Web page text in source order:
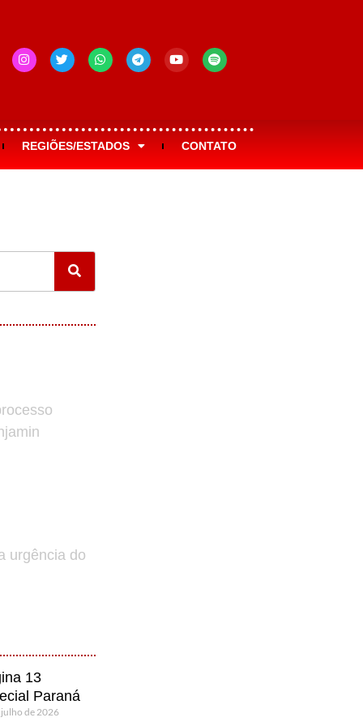
REGIÕES/ESTADOS CONTATO
urgência do
13
Paraná
de 2026